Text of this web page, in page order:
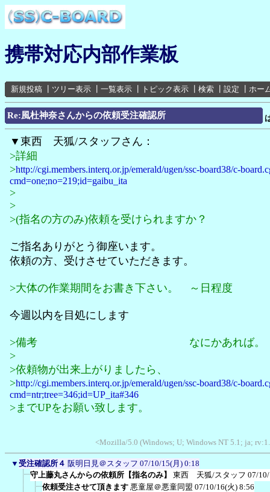
携帯対応内部作業板
新規投稿 ツリー表示 一覧表示 トピック表示 検索 設定 ホー
Re:風杜神奈さんからの依頼受注確認所
▼東西 天狐/スタッフさん：
>詳細
>http://cgi.members.interq.or.jp/emerald/ugen/ssc-board38/c-
cmd=one;no=219;id=gaibu_ita
>
>
>(指名の方のみ)依頼を受けられますか？
ご指名ありがとう御座います。
依頼の方、受けさせていただきます。
>大体の作業期間をお書き下さい。 ～日程度
今週以内を目処にします
>備考 なにかあれば。
>
>依頼物が出来上がりましたら、
>http://cgi.members.interq.or.jp/emerald/ugen/ssc-board38/c-
cmd=ntr;tree=346;id=UP_ita#346
>までUPをお願い致します。
<Mozilla/5.0 (Windows; U; Windows NT 5.1; ja;
▼ 受注確認所４ 阪明日見＠スタッフ 07/10/15(月) 0:18
守上藤丸さんからの依頼所【指名のみ】
東西 天狐/スタッフ 07/
依頼受注させて頂きます 悪童屋＠悪童同盟 07/10/16(火) 8:56